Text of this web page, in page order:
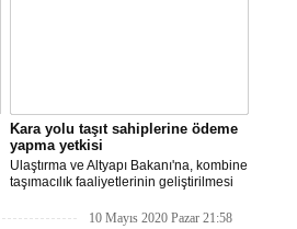
Kara yolu taşıt sahiplerine ödeme
yapma yetkisi
Ulaştırma ve Altyapı Bakanı'na, kombine
taşımacılık faaliyetlerinin geliştirilmesi
kara yolu taşıtlarının sahiplerine döner
10 Mayıs 2020 Pazar 21:58